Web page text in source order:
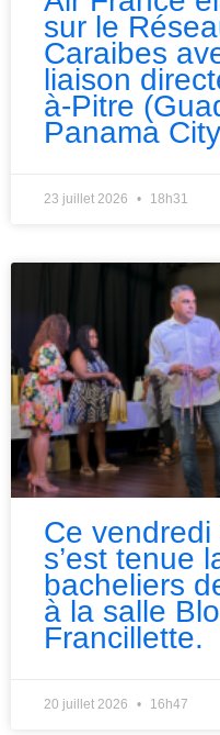
sur le
Caraibes
liaison
à-Pitre
Panama
23 juillet 2026 18h31
Ce
s’est tenue
bacheliers
à la salle
Francillette.
20 juillet 2026 16h47